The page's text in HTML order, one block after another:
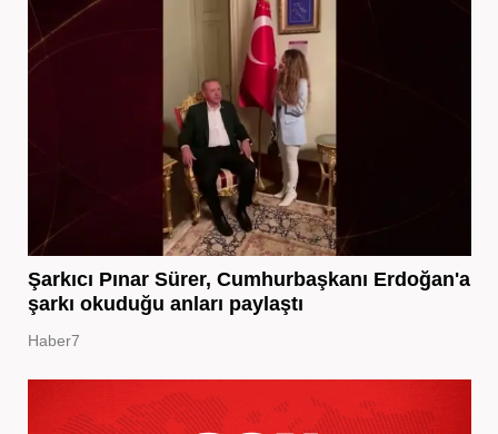
Şarkıcı Pınar Sürer, Cumhurbaşkanı Erdoğan'a
şarkı okuduğu anları paylaştı
Haber7